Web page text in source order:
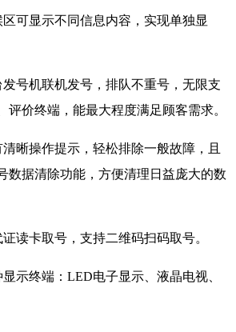
可显示不同信息内容，实现单独显
发号机联机发号，排队不重号，无限支
评价终端，能最大程度满足顾客需求。
晰操作提示，轻松排除一般故障，且
数据清除功能，方便清理日益庞大的数
读卡取号，支持二维码扫码取号。
示终端：LED电子显示、液晶电视、